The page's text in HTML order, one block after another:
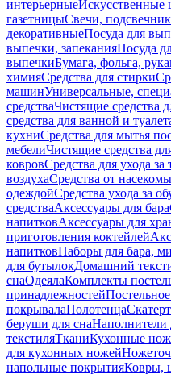
интерьерныеИскусственные
газетницыСвечи,
декоративныеПосуда для
выпечки, запеканияПосуда
выпечкиБумага, фольга,
химияСредства для стирки
машинУниверсальные,
средстваЧистящие средства
средства для ванной и
кухниСредства для мытья
мебелиЧистящие средства
ковровСредства для ухода за
воздухаСредства от
одеждойСредства ухода за
средстваАксессуары для бара
напитковАксессуары для
приготовления коктейлей
напитковНаборы для бара,
для бутылокДомашний
снаОдеялаКомплекты
принадлежностей
покрывалаПолотенца
беруши для снаНаполнители
текстиляТканиКухонные
для кухонных ножей
напольные покрытияКовры,